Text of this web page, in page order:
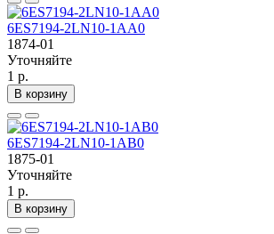
6ES7194-2LN10-1AA0
1874-01
Уточняйте
1 р.
В корзину
6ES7194-2LN10-1AB0
1875-01
Уточняйте
1 р.
В корзину